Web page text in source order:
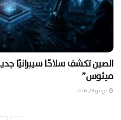
الصين تكشف سلاحًا سيبرانيًا
ميثوس”
يونيو 28, 2026